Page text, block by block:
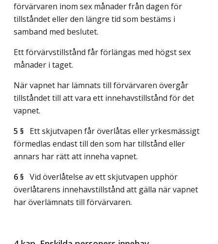
förvärvaren inom sex månader från dagen för
tillståndet eller den längre tid som bestäms i
samband med beslutet.
Ett förvärvstillstånd får förlängas med högst sex
månader i taget.
När vapnet har lämnats till förvärvaren övergår
tillståndet till att vara ett innehavstillstånd för det
vapnet.
5 § Ett skjutvapen får överlåtas eller yrkesmässigt
förmedlas endast till den som har tillstånd eller
annars har rätt att inneha vapnet.
6 § Vid överlåtelse av ett skjutvapen upphör
överlåtarens innehavstillstånd att gälla när vapnet
har överlämnats till förvärvaren.